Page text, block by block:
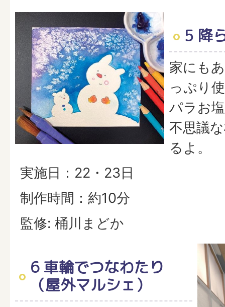
5 降
家にも
っぷり
パラお
不思議
るよ。
実施日：22・23日
制作時間：約10分
監修: 桶川まどか
6 車輪でつなわたり
（屋外マルシェ）